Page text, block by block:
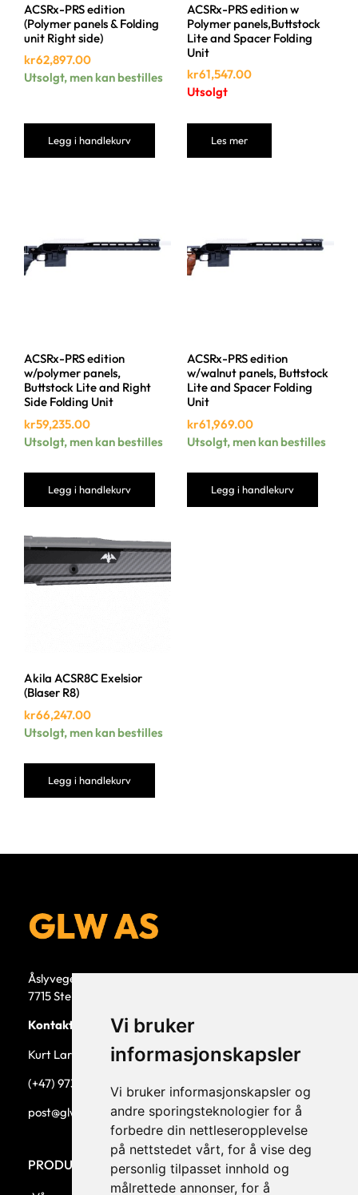
Vi bruker
informasjonskapsler
Vi bruker informasjonskapsler og
andre sporingsteknologier for å
forbedre din nettleseropplevelse
på nettstedet vårt, for å vise deg
personlig tilpasset innhold og
målrettede annonser, for å
ACSRx-PRS edition
(Polymer panels & Folding
unit Right side)
kr62,897.00
Utsolgt, men kan bestilles
Legg i handlekurv
ACSRx-PRS edition w
Polymer panels,Buttstock
Lite and Spacer Folding
Unit
kr61,547.00
Utsolgt
Les mer
ACSRx-PRS edition
w/polymer panels,
Buttstock Lite and Right
Side Folding Unit
kr59,235.00
Utsolgt, men kan bestilles
Legg i handlekurv
ACSRx-PRS edition
w/walnut panels, Buttstock
Lite and Spacer Folding
Unit
kr61,969.00
Utsolgt, men kan bestilles
Legg i handlekurv
Akila ACSR8C Exelsior
(Blaser R8)
kr66,247.00
Utsolgt, men kan bestilles
Legg i handlekurv
Åslyvegen 5b
7715 Steinkjer
Kontaktperson
Kurt Larsen, daglig leder.
(+47) 973 33 332
post@glw.no
PRODUKTKATEGORIER